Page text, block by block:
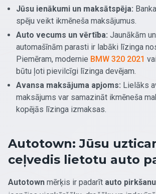
Jūsu ienākumi un maksātspēja:
spēju veikt ikmēneša maksājumus.
Auto vecums un vērtība: Jaunākām
automašīnām parasti ir labāki līzinga
Piemēram, modernie BMW 320 2021
būtu ļoti pievilcīgi līzinga devējam.
Avansa maksājuma apjoms: Lielāks
maksājums var samazināt ikmēneša
kopējās līzinga izmaksas.
Autotown: Jūsu
ceļvedis lietotu auto
Autotown mērķis ir padarīt auto